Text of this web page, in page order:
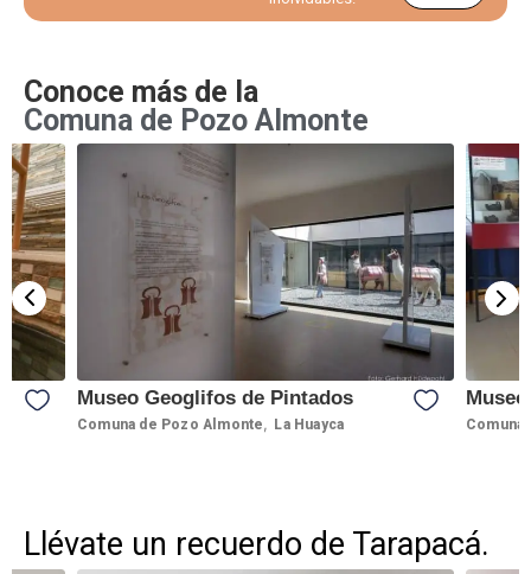
Conoce más de la
Comuna de Pozo Almonte
Museo Geoglifos de Pintados
Comuna de Pozo Almonte, La Huayca Comuna
Llévate un recuerdo de Tarapacá.